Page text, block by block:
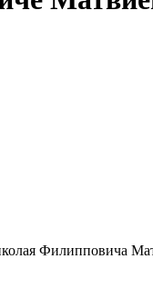
Филипповича